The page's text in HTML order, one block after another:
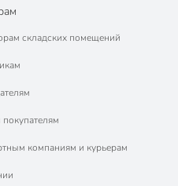
складских помещений
компаниям и курьерам